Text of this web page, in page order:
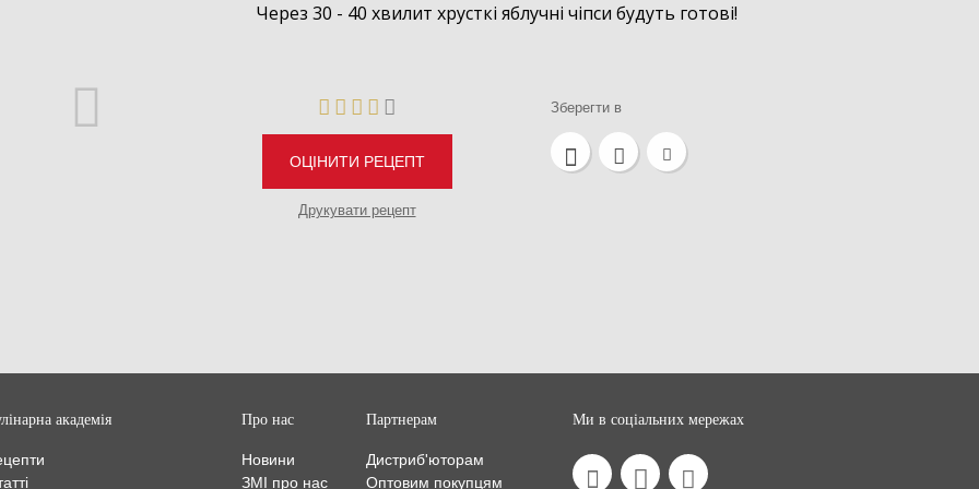
Через 30 - 40 хвилит хрусткі яблучні чіпси будуть готові!
ОЦІНИТИ РЕЦЕПТ
Друкувати рецепт
Зберегти в
академія Про нас
Новини
ЗМІ про нас
Партнерам
Дистриб'юторам
Оптовим покупцям
Ми в соціальних мережах